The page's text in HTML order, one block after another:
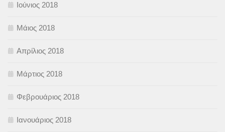
Ιούνιος 2018
Μάιος 2018
Απρίλιος 2018
Μάρτιος 2018
Φεβρουάριος 2018
Ιανουάριος 2018